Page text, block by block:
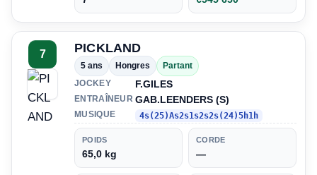
7 PICKLAND
5 ans Hongres
Partant
JOCKEY
F.GILES
ENTRAÎNEUR GAB.LEENDERS (S)
MUSIQUE 4s(25)As2s1s2s2s(24)5h1h
POIDS
65,0 kg
CORDE
—